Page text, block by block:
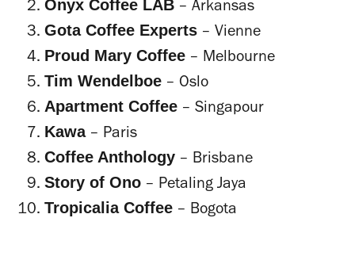
Onyx Coffee LAB – Arkansas
Gota Coffee Experts – Vienne
Proud Mary Coffee – Melbourne
Tim Wendelboe – Oslo
Apartment Coffee – Singapour
Kawa– Paris
Coffee Anthology – Brisbane
Story of Ono – Petaling Jaya
Tropicalia Coffee – Bogota